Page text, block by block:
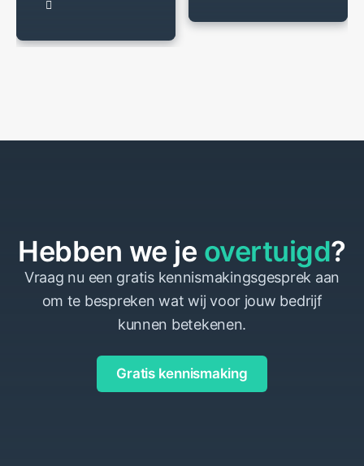
Hebben we je overtuigd?
Vraag nu een gratis kennismakingsgesprek aan
om te bespreken wat wij voor jouw bedrijf
kunnen betekenen.
Gratis kennismaking